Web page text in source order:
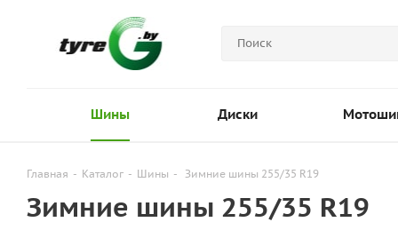
Шины Диски
Главная - Каталог - Шины - Зимние шины 255/35 R19
Зимние шины 255/35 R19